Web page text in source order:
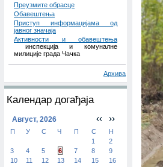
Преузмите обрасце
Обавештења
Приступ информацијама од
јавног значаја
Активности и обавештења
инспекција и комуналне
милиције града Чачка
Архива
Календар догађаја
Август, 2026
П У С Ч П С
Н
1
2
3
4 5 6 7 8
9
10
11 12 13 14 15
16